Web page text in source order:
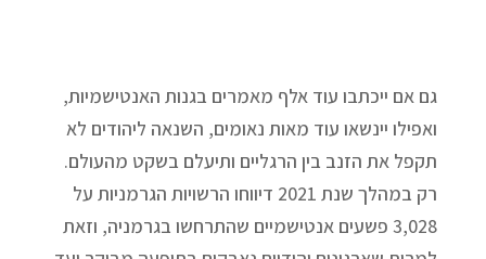
גם אם ייכתבו עוד אלף מאמרים בגנות האנטישמיות,
ואפילו יינשאו עוד מאות נאומים, השנאה ליהודים לא
תקפל את הזנב בין הרגליים ותיעלם בשקט מהעולם.
רק במהלך שנת 2021 דיווחו הרשויות הגרמניות על
3,028 פשעים אנטישמיים שהתרחשו בגרמניה, וזאת